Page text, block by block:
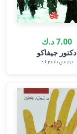
7.00 د.ك
دكتور جيفاكو
بوريس باسترناك